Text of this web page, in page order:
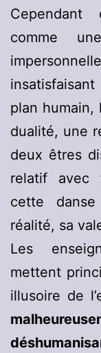
Cependant
comme
plan humain,
dualité, une
deux êtres
relatif avec
cette
réalité, sa
Les
mettent
illusoire de